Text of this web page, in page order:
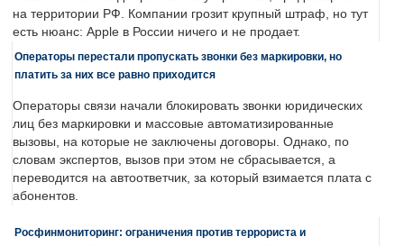
на территории РФ. Компании грозит крупный штраф, но тут
есть нюанс: Apple в России ничего и не продает.
Операторы перестали пропускать звонки без маркировки, но
платить за них все равно приходится
Операторы связи начали блокировать звонки юридических
лиц без маркировки и массовые автоматизированные
вызовы, на которые не заключены договоры. Однако, по
словам экспертов, вызов при этом не сбрасывается, а
переводится на автоответчик, за который взимается плата с
абонентов.
Росфинмониторинг: ограничения против террориста и